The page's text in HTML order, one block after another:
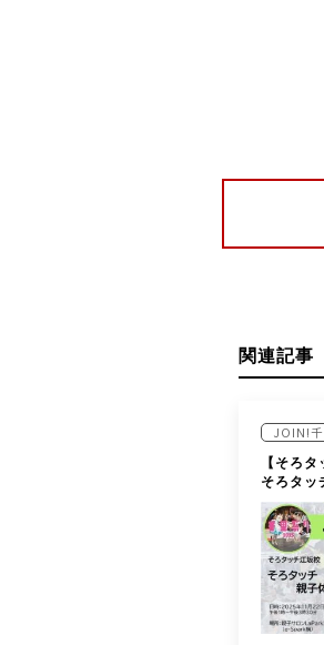
関連記事
JOIN!千
【そろ
そろタッ